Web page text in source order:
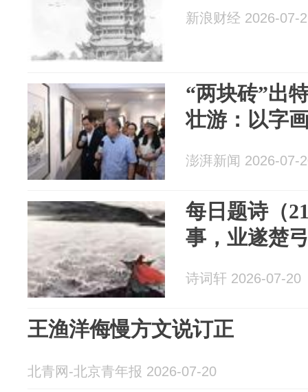
新浪财经 2026-07-
“两块砖”出
壮游：以字
澎湃新闻 2026-07-
每日题诗（
事，业遂楚
诗词轩 2026-07-20
王渔洋侮慢方文说订正
北青网-北京青年报 2026-07-20